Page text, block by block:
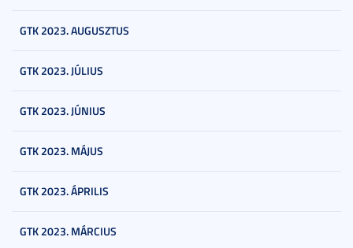
GTK 2023. AUGUSZTUS
GTK 2023. JÚLIUS
GTK 2023. JÚNIUS
GTK 2023. MÁJUS
GTK 2023. ÁPRILIS
GTK 2023. MÁRCIUS